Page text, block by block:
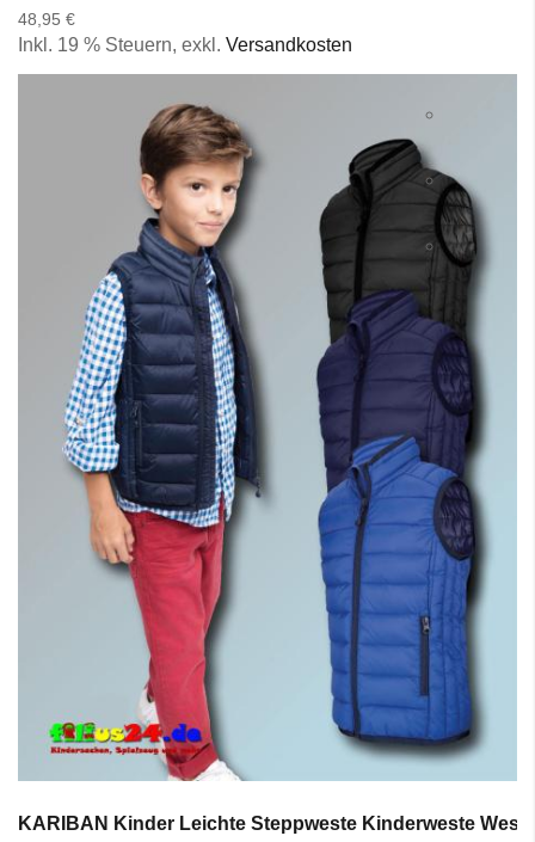
48,95 €
Inkl. 19 % Steuern, exkl. Versandkosten
KARIBAN Kinder Leichte Steppweste Kinderweste